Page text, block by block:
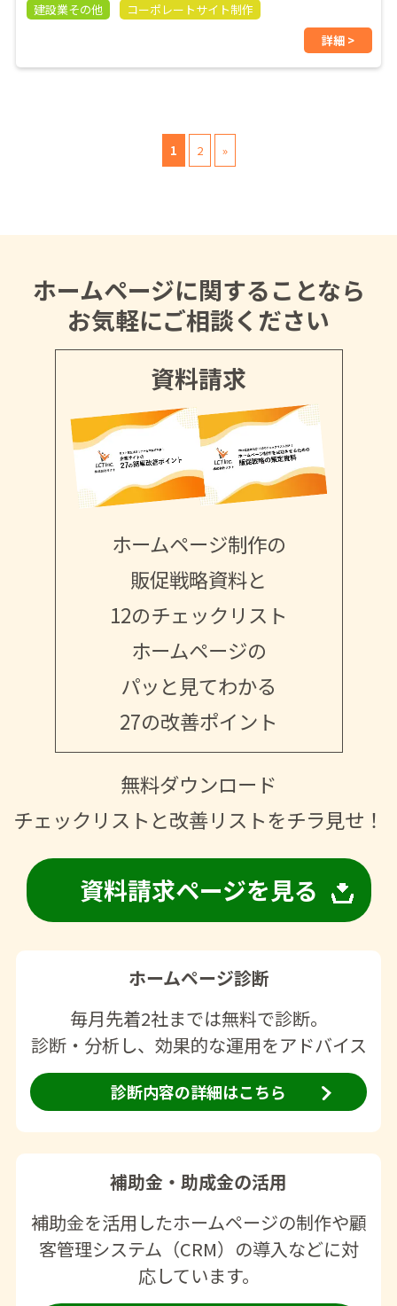
建設業その他
コーポレートサイト制作
詳細 >
1 2 »
ホームページに関することなら
お気軽にご相談ください
資料請求
ホームページ制作の
販促戦略資料と
12のチェックリスト
ホームページの
パッと見てわかる
27の改善ポイント
無料ダウンロード
チェックリストと改善リストをチラ見せ！
資料請求ページを見る
ホームページ診断
毎月先着2社までは無料で診断。
診断・分析し、効果的な運用をアドバイス
診断内容の詳細はこちら
補助金・助成金の活用
補助金を活用したホームページの制作や顧
客管理システム（CRM）の導入などに対
応しています。